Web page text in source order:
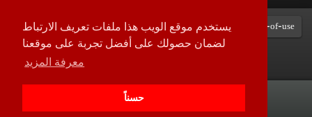
يستخدم موقع الويب هذا ملفات تعريف الارتباط
لضمان حصولك على أفضل تجربة على موقعنا
معرفة المزيد
حسناً
Terms-of-use
DMCA
contact-us سياسة الخصوصية
جميع الحقوق محفوظة © 2026